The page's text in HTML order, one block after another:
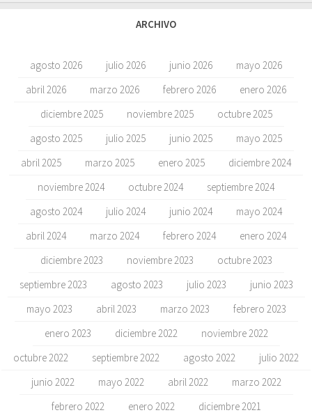
ARCHIVO
agosto 2026 julio 2026 junio 2026
mayo 2026
abril 2026
marzo 2026 febrero 2026
enero 2026
diciembre 2025
noviembre 2025
octubre 2025
agosto 2025
julio 2025 junio 2025
mayo 2025
abril 2025
marzo 2025 enero 2025
diciembre 2024
noviembre 2024
octubre 2024
septiembre 2024
agosto 2024
julio 2024 junio 2024
mayo 2024
abril 2024
marzo 2024 febrero 2024
enero 2024
diciembre 2023
noviembre 2023
octubre 2023
septiembre 2023
agosto 2023 julio 2023
junio 2023
mayo 2023
abril 2023 marzo 2023
febrero 2023
enero 2023
diciembre 2022
noviembre 2022
octubre 2022
septiembre 2022 agosto 2022
julio 2022
junio 2022
mayo 2022 abril 2022
marzo 2022
febrero 2022
enero 2022
diciembre 2021